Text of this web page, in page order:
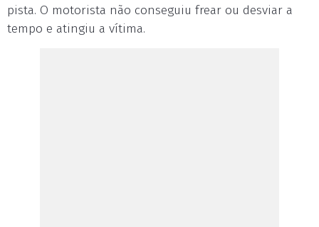
pista. O motorista não conseguiu frear ou desviar a
tempo e atingiu a vítima.